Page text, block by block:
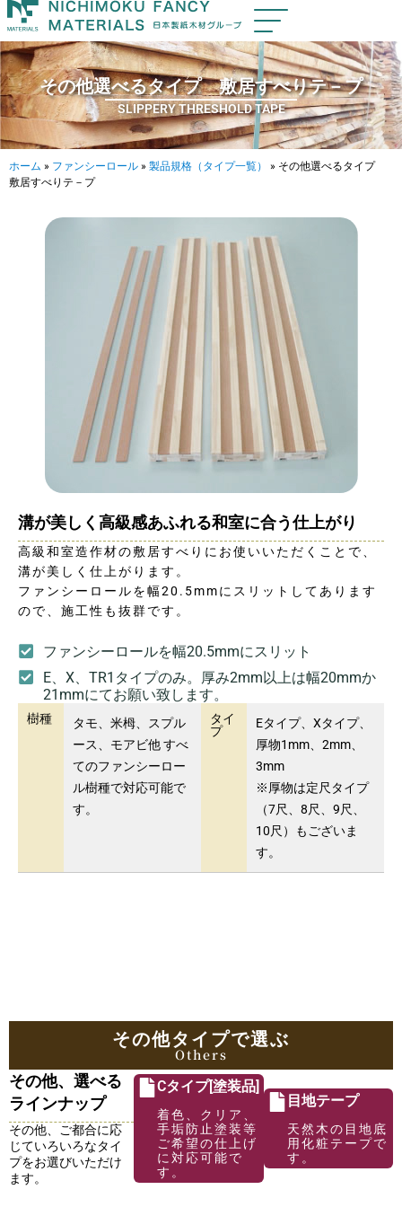
その他選べるタイプ 敷居すべりテ－プ
SLIPPERY THRESHOLD TAPE
ホーム » ファンシーロール» 製品規格（タイプ一覧） » その他選べるタイプ
敷居すべりテ－プ
溝が美しく高級感あふれる和室に合う仕上がり
高級和室造作材の敷居すべりにお使いいただくことで、
溝が美しく仕上がります。
ファンシーロールを幅20.5mmにスリットしてあります
ので、施工性も抜群です。
ファンシーロールを幅20.5mmにスリット
E、X、TR1タイプのみ。厚み2mm以上は幅20mmか
21mmにてお願い致します。
樹種
タモ、米栂、スプル
ース、モアビ他 すべ
てのファンシーロー
ル樹種で対応可能で
す。
タイ
プ
Eタイプ、Xタイプ、
厚物1mm、2mm、
3mm
※厚物は定尺タイプ
（7尺、8尺、9尺、
10尺）もございま
す。
その他タイプで選ぶ
Others
その他、選べる
ラインナップ
その他、ご都合に応
じていろいろなタイ
プをお選びいただけ
ます。
Cタイプ[塗装品]
着色、クリア、
手垢防止塗装等
ご希望の仕上げ
に対応可能で
す。
目地テープ
天然木の目地底
用化粧テープで
す。